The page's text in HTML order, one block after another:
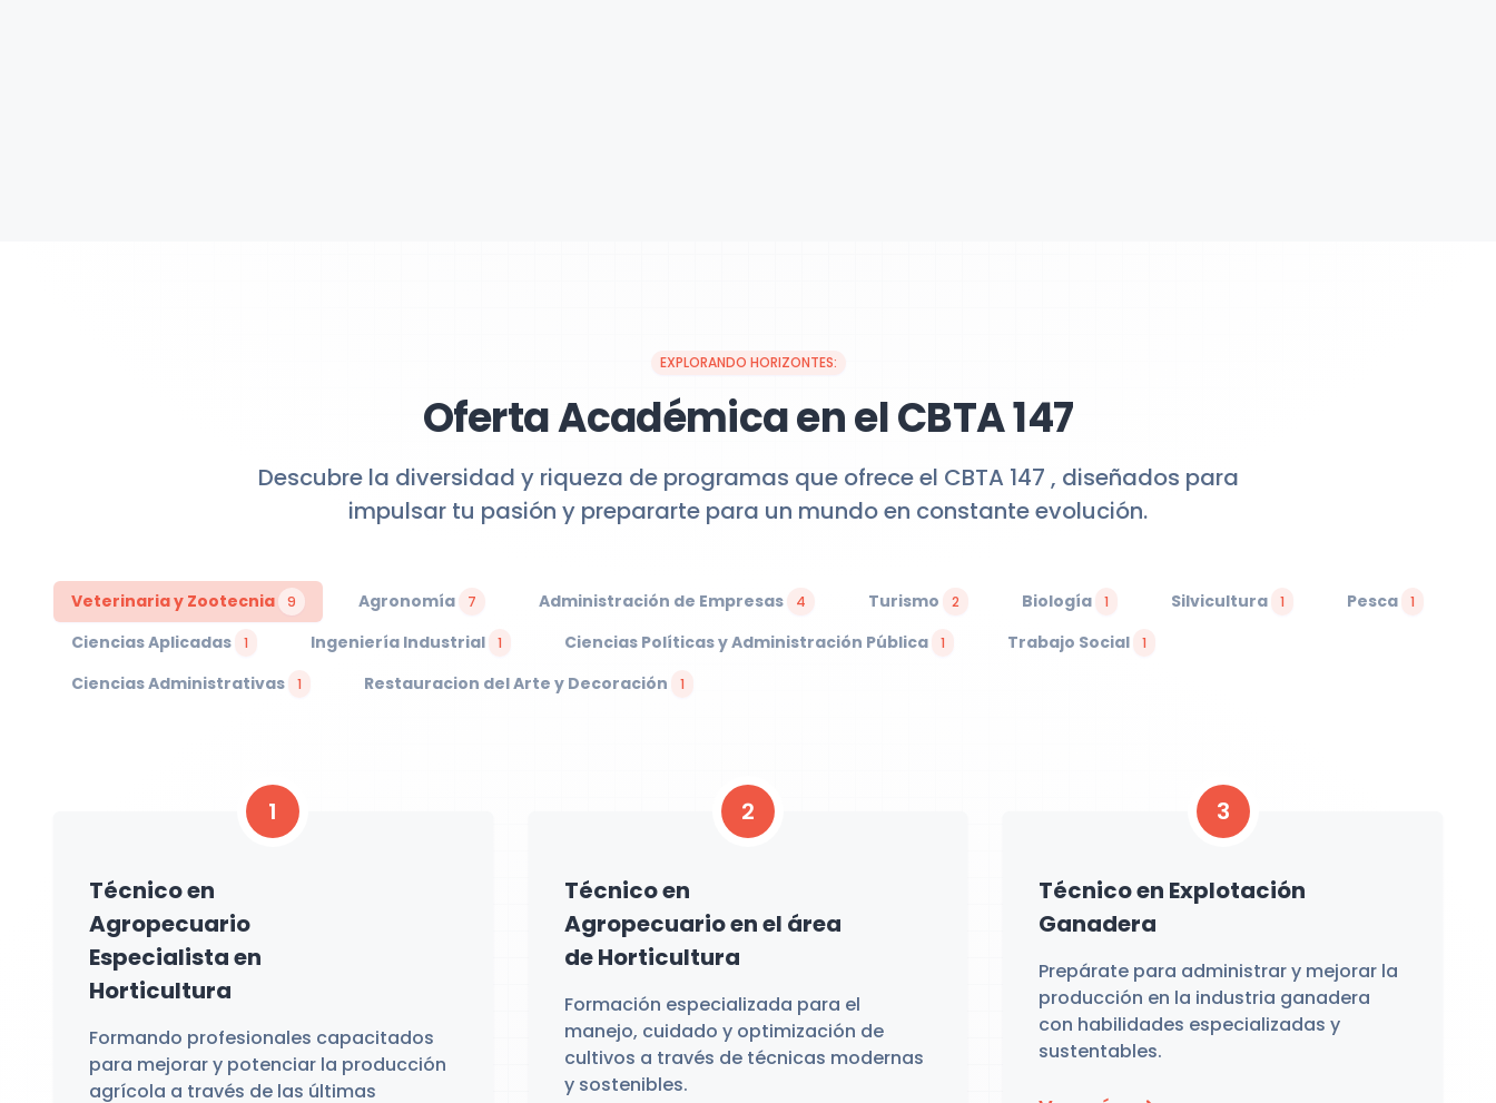
EXPLORANDO HORIZONTES:
Oferta Académica en el CBTA 147
Descubre la diversidad y riqueza de programas que ofrece el CBTA 147 , diseñados para
impulsar tu pasión y prepararte para un mundo en constante evolución.
Veterinaria y Zootecnia 9 Agronomía 7 Administración de Empresas 4 Turismo 2 Biología 1 Silvicultura 1 Pesca 1
Ciencias Aplicadas 1 Ingeniería Industrial 1 Ciencias Políticas y Administración Pública 1 Trabajo Social 1
Ciencias Administrativas 1 Restauracion del Arte y Decoración 1
1
Técnico en
Agropecuario
Especialista en
Horticultura
Formando profesionales capacitados
para mejorar y potenciar la producción
agrícola a través de las últimas
2
Técnico en
Agropecuario en el área
de Horticultura
Formación especializada para el
manejo, cuidado y optimización de
cultivos a través de técnicas modernas
y sostenibles.
3
Técnico en Explotación
Ganadera
Prepárate para administrar y mejorar la
producción en la industria ganadera
con habilidades especializadas y
sustentables.